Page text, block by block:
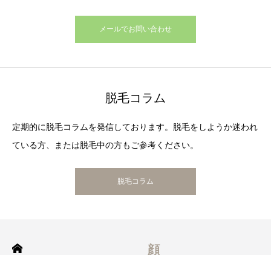
メールでお問い合わせ
脱毛コラム
定期的に脱毛コラムを発信しております。脱毛をしようか迷われ
ている方、または脱毛中の方もご参考ください。
脱毛コラム
顔